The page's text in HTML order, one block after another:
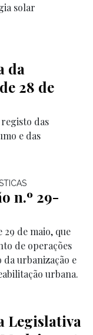
solar
da
28 de
das
e das
n.º 29-
29 de maio, que
de operações
urbanização e
urbana.
Legislativa